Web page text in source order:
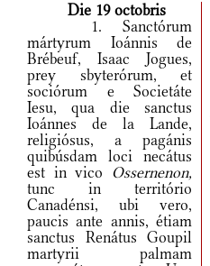
Die 19 octobris
1. Sanctórum
mártyrum Ioánnis de
Brébeuf, Isaac Jogues,
prey sbyterórum, et
sociórum e Societáte
Iesu, qua die sanctus
Ioánnes de la Lande,
religiósus, a pagánis
quibúsdam loci necátus
est in vico Ossernenon,
tunc in território
Canadénsi, ubi vero,
paucis ante annis, étiam
sanctus Renátus Goupil
martyrii palmam